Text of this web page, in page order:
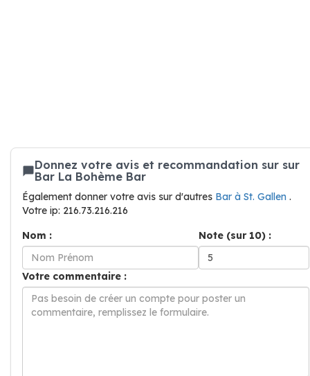
Donnez votre avis et recommandation sur sur
Bar La Bohème Bar
Également donner votre avis sur d'autres Bar à St. Gallen .
Votre ip: 216.73.216.216
Nom :
Note (sur 10) :
Votre commentaire :